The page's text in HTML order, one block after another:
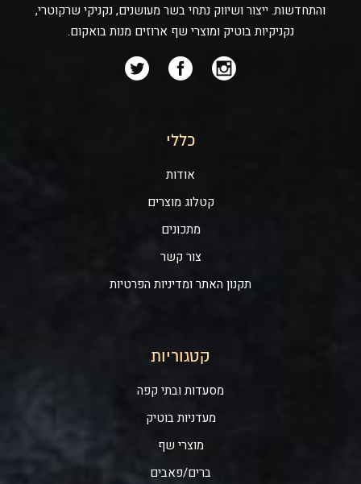
והתחדשות. ייצור ושיווק נתחי בשר מעושנים, נקניקי שרקוטרי,
נקניקיות בוטיק ומוצרי שף ארוזים מנות בואקום.
כללי
אודות
קטלוג מוצרים
מתכונים
צור קשר
תקנון האתר ומדיניות הפרטיות
קטגוריות
מסעדות ובתי קפה
מעדניות בוטיק
מוצרי שף
ברים/פאבים